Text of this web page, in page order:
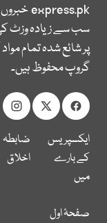
express.pk
سب سے زیادہ وزٹ
پر شائع شدہ تمام
گروپ محفوظ ہیں۔
ایکسپریس
کے بارے
میں
ضابطہ
اخلاق
صفحۂ اول